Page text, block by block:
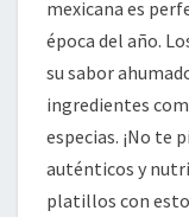
mexicana es
época del año.
su sabor
ingredientes
especias. ¡No te
auténticos y
platillos con